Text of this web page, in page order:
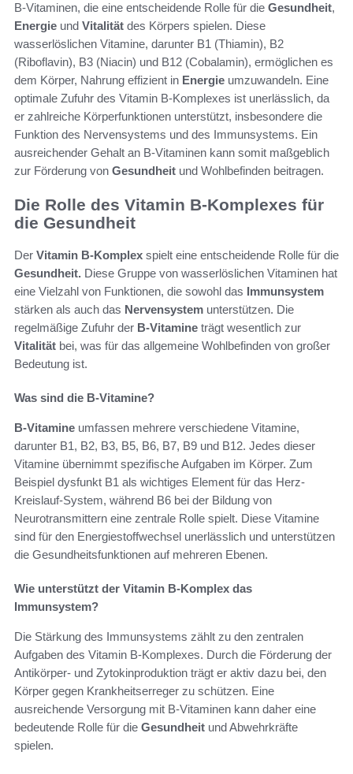
B-Vitaminen, die eine entscheidende Rolle für die Gesundheit,
Energie und Vitalität des Körpers spielen. Diese
wasserlöslichen Vitamine, darunter B1 (Thiamin), B2
(Riboflavin), B3 (Niacin) und B12 (Cobalamin), ermöglichen es
dem Körper, Nahrung effizient in Energie umzuwandeln. Eine
optimale Zufuhr des Vitamin B-Komplexes ist unerlässlich, da
er zahlreiche Körperfunktionen unterstützt, insbesondere die
Funktion des Nervensystems und des Immunsystems. Ein
ausreichender Gehalt an B-Vitaminen kann somit maßgeblich
zur Förderung von Gesundheit und Wohlbefinden beitragen.
Die Rolle des Vitamin B-Komplexes für
die Gesundheit
Der Vitamin B-Komplex spielt eine entscheidende Rolle für die
Gesundheit. Diese Gruppe von wasserlöslichen Vitaminen hat
eine Vielzahl von Funktionen, die sowohl das Immunsystem
stärken als auch das Nervensystem unterstützen. Die
regelmäßige Zufuhr der B-Vitamine trägt wesentlich zur
Vitalität bei, was für das allgemeine Wohlbefinden von großer
Bedeutung ist.
Was sind die B-Vitamine?
B-Vitamine umfassen mehrere verschiedene Vitamine,
darunter B1, B2, B3, B5, B6, B7, B9 und B12. Jedes dieser
Vitamine übernimmt spezifische Aufgaben im Körper. Zum
Beispiel dysfunkt B1 als wichtiges Element für das Herz-
Kreislauf-System, während B6 bei der Bildung von
Neurotransmittern eine zentrale Rolle spielt. Diese Vitamine
sind für den Energiestoffwechsel unerlässlich und unterstützen
die Gesundheitsfunktionen auf mehreren Ebenen.
Wie unterstützt der Vitamin B-Komplex das
Immunsystem?
Die Stärkung des Immunsystems zählt zu den zentralen
Aufgaben des Vitamin B-Komplexes. Durch die Förderung der
Antikörper- und Zytokinproduktion trägt er aktiv dazu bei, den
Körper gegen Krankheitserreger zu schützen. Eine
ausreichende Versorgung mit B-Vitaminen kann daher eine
bedeutende Rolle für die Gesundheit und Abwehrkräfte
spielen.